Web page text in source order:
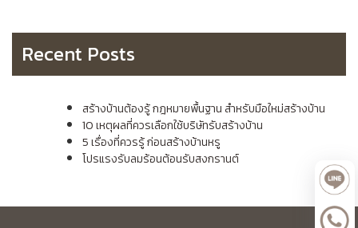
Recent Posts
สร้างบ้านต้องรู้ กฎหมายพื้นฐาน สำหรับมือใหม่สร้างบ้าน
10 เหตุผลที่ควรเลือกใช้บริษัทรับสร้างบ้าน
5 เรื่องที่ควรรู้ ก่อนสร้างบ้านหรู
โปรแรงรับลมร้อนต้อนรับสงกรานต์